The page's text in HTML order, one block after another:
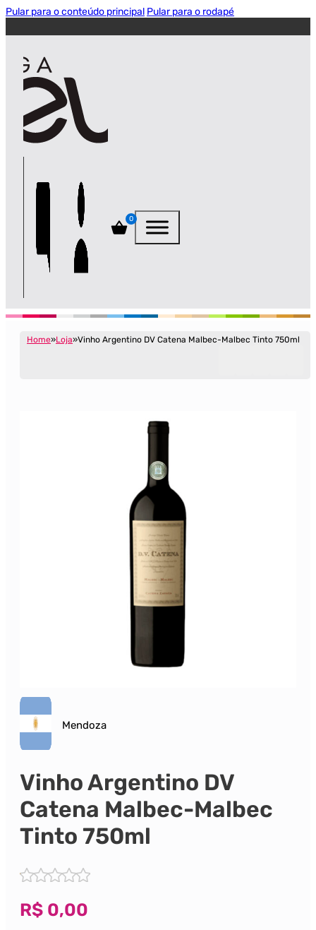
Pular para o conteúdo principal Pular para o rodapé
0
Home Loja Vinho Argentino DV Catena Malbec-Malbec Tinto 750ml
Mendoza
Vinho Argentino DV
Catena Malbec-Malbec
Tinto 750ml
R$ 0,00